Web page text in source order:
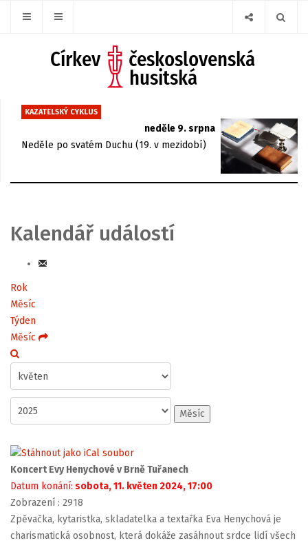
KAZATELSKÝ CYKLUS
neděle 9. srpna
Neděle po svatém Duchu (19. v mezidobí)
Kalendář událostí
Rok
Měsíc
Týden
Měsíc
Měsíc
Koncert Evy Henychové v Brně Tuřanech
Datum konání: sobota, 11. květen 2024, 17:00
Zobrazení : 2918
Zpěvačka, kytaristka, skladatelka a textařka Eva Henychová je
charismatická osobnost, která dokáže zasáhnout srdce lidí všech